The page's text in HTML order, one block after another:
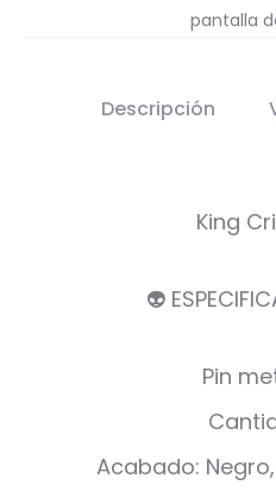
pantalla
Descripción
King
👽
Pin
Acabado: